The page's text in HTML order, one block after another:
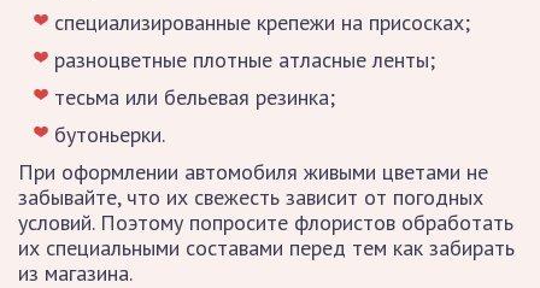
специализированные крепежи на присосках;
разноцветные плотные атласные ленты;
тесьма или бельевая резинка;
бутоньерки.
При оформлении автомобиля живыми цветами не
забывайте, что их свежесть зависит от погодных
условий. Поэтому попросите флористов обработать
их специальными составами перед тем как забирать
из магазина.